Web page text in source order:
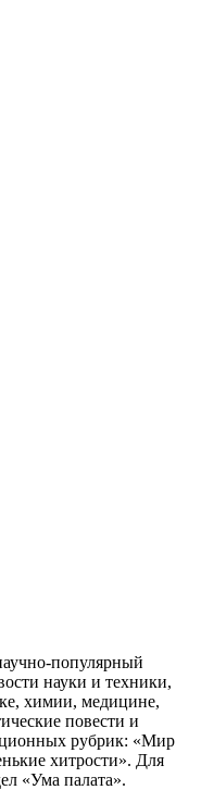
популярный
науки и техники,
химии, медицине,
повести и
рубрик: «Мир
хитрости». Для
«Ума палата».